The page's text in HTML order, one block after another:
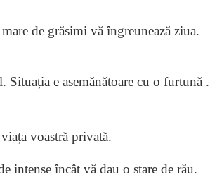
de grăsimi vă îngreunează ziua.
e asemănătoare cu o furtună .
voastră privată.
intense încât vă dau o stare de rău.